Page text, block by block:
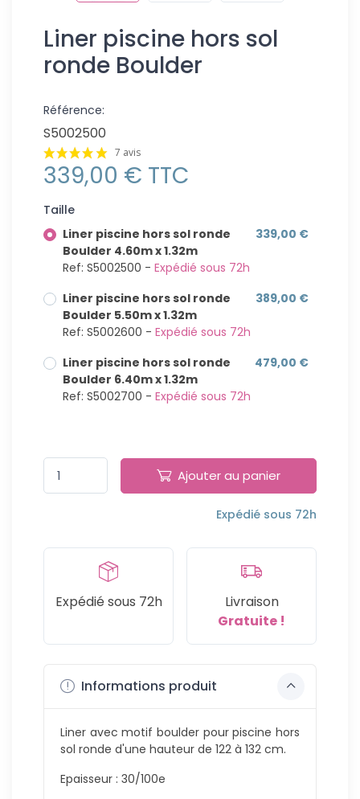
Liner piscine hors sol
ronde Boulder
Référence:
S5002500
7 avis
339,00 € TTC
Taille
Liner piscine hors sol ronde
Boulder 4.60m x 1.32m
Ref: S5002500 - Expédié sous 72h
339,00 €
Liner piscine hors sol ronde
Boulder 5.50m x 1.32m
Ref: S5002600 - Expédié sous 72h
389,00 €
Liner piscine hors sol ronde
Boulder 6.40m x 1.32m
Ref: S5002700 - Expédié sous 72h
479,00 €
Ajouter au panier
Expédié sous 72h
Expédié sous 72h
Livraison
Gratuite !
Informations produit
Liner avec motif boulder pour piscine hors
sol ronde d'une hauteur de 122 à 132 cm.
Epaisseur : 30/100e